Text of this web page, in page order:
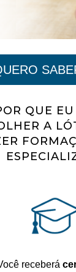
QUE
A
receberá